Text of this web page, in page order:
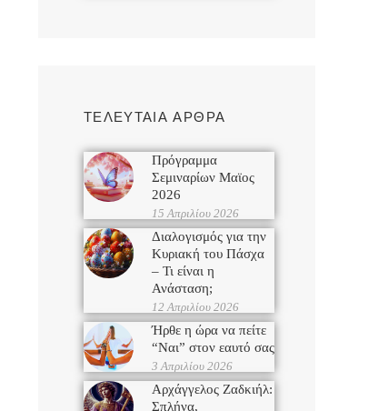
ΤΕΛΕΥΤΑΙΑ ΑΡΘΡΑ
Πρόγραμμα
Σεμιναρίων Μαϊος
2026
15 Απριλίου 2026
Διαλογισμός για την
Κυριακή του Πάσχα
– Τι είναι η
Ανάσταση;
12 Απριλίου 2026
Ήρθε η ώρα να πείτε
“Ναι” στον εαυτό σας
3 Απριλίου 2026
Αρχάγγελος Ζαδκιήλ:
Σπλήνα,